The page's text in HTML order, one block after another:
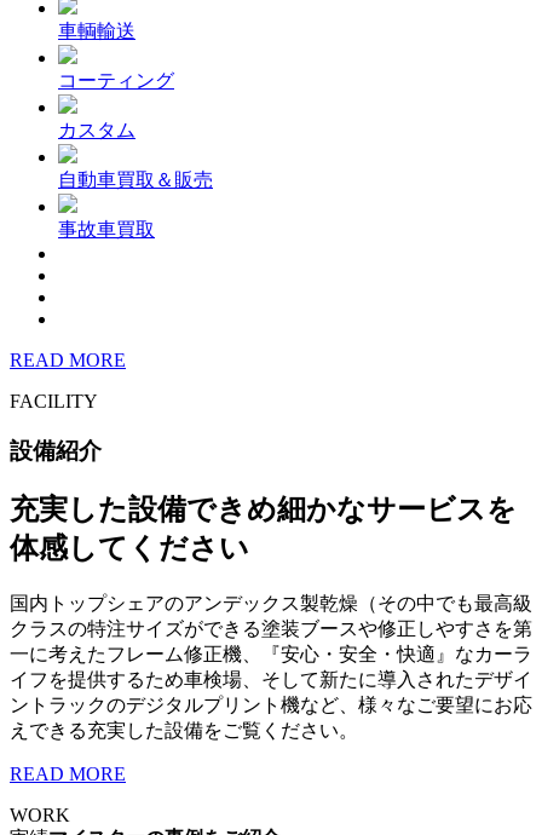
車輌輸送
コーティング
カスタム
自動車買取＆販売
事故車買取
READ MORE
FACILITY
設備紹介
充実した設備できめ細かなサービスを
体感してください
国内トップシェアのアンデックス製乾燥（その中でも最高級
クラスの特注サイズができる塗装ブースや修正しやすさを第
一に考えたフレーム修正機、『安心・安全・快適』なカーラ
イフを提供するため車検場、そして新たに導入されたデザイ
ントラックのデジタルプリント機など、様々なご要望にお応
えできる充実した設備をご覧ください。
READ MORE
WORK